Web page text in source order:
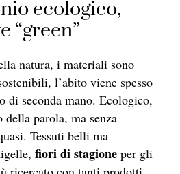
ecologico,
“green”
natura, i materiali sono
l’abito viene spesso
di seconda mano. Ecologico,
parola, ma senza
Tessuti belli ma
fiori di stagione per gli